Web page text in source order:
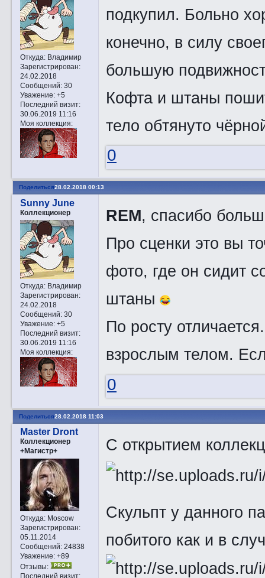
Откуда:Владимир
Зарегистрирован:
24.02.2018
Сообщений:30
Уважение: +5
Последний визит:
30.06.2019 11:16
Моя коллекция:
подкупил. Больно
конечно, в силу
большую
Кофта и штаны
тело обтянуто
0
Поделиться28.02.2018 00:13
Sunny June
Коллекционер
Откуда:Владимир
Зарегистрирован:
24.02.2018
Сообщений:30
Уважение: +5
Последний визит:
30.06.2019 11:16
Моя коллекция:
REM, спасибо
Про сценки это вы
фото, где он сидит
штаны
По росту
взрослым телом.
0
Поделиться28.02.2018 11:03
Master Dront
Коллекционер
+Магистр+
Откуда:Moscow
Зарегистрирован:
05.11.2014
Сообщений:24838
Уважение: +89
Отзывы:
Последний визит:
С открытием
Скульпт у данного
побитого как и в